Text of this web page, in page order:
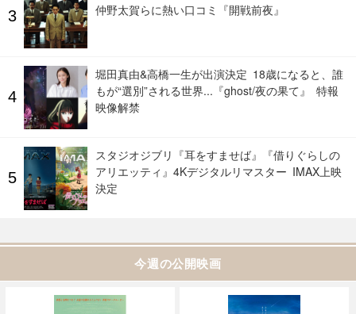
仲野太賀らに熱い口コミ『開戦前夜』
堀田真由&高橋一生が出演決定 18歳になると、誰
もが“選別”される世界...『ghost/夜の果て』 特報
映像解禁
スタジオジブリ『耳をすませば』『借りぐらしの
アリエッティ』4Kデジタルリマスター IMAX上映
決定
今週の公開映画